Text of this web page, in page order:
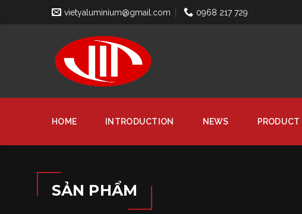
vietyaluminium@gmail.com 0968 217 729
HOME INTRODUCTION NEWS PRODUCT
SẢN PHẨM